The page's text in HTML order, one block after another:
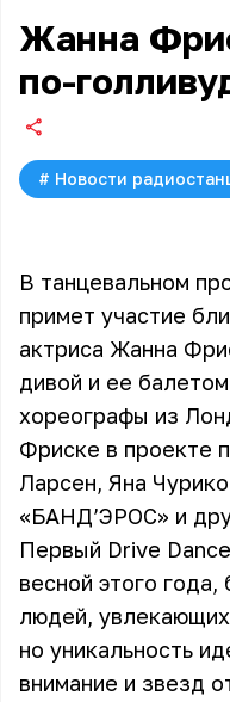
Жанна
по-
# Новости
В танцевальном
примет участие
актриса Жанна
дивой и ее
хореографы из
Фриске в проекте
Ларсен, Яна
«БАНД’ЭРОС» и
Первый Drive
весной этого
людей,
но уникальность
внимание и звезд